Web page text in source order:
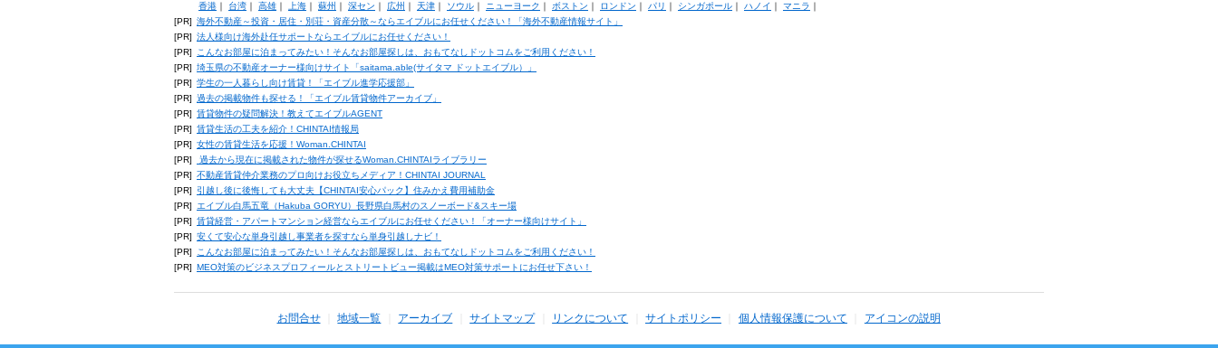
香港｜ 台湾｜ 高雄｜ 上海｜ 蘇州 深セン 広州 天津｜ ソウル｜ ニューヨーク ボストン ロンドン パリ シンガポール｜ ハノイ マニラ
[PR] 海外不動産～投資・居住・別荘・資産分散～ならエイブルにお任せください！「海外不動産情報サイト」
[PR] 法人様向け海外赴任サポートならエイブルにお任せください！
[PR]
こんなお部屋に泊まってみたい！そんなお部屋探しは、おもてなしドットコムをご利用ください！
[PR] 埼玉県の不動産オーナー様向けサイト「saitama.able(サイタマ ドットエイブル）」
[PR] 学生の一人暮らし向け賃貸！「エイブル進学応援部」
[PR] 過去の掲載物件も探せる！「エイブル賃貸物件アーカイブ」
[PR] 賃貸物件の疑問解決！教えてエイブルAGENT
[PR] 賃貸生活の工夫を紹介！CHINTAI情報局
[PR] 女性の賃貸生活を応援！Woman.CHINTAI
[PR]
過去から現在に掲載された物件が探せるWoman.CHINTAIライブラリー
[PR] 不動産賃貸仲介業務のプロ向けお役立ちメディア！CHINTAI JOURNAL
[PR]
引越し後に後悔しても大丈夫【CHINTAI安心パック】住みかえ費用補助金
[PR] エイブル白馬五竜（Hakuba GORYU）長野県白馬村のスノーボード&スキー場
[PR] 賃貸経営・アパートマンション経営ならエイブルにお任せください！「オーナー様向けサイト」
[PR] 安くて安心な単身引越し事業者を探すなら単身引越しナビ！
[PR]
こんなお部屋に泊まってみたい！そんなお部屋探しは、おもてなしドットコムをご利用ください！
[PR] MEO対策のビジネスプロフィールとストリートビュー掲載はMEO対策サポートにお任せ下さい！
お問合せ 地域一覧 アーカイブ サイトマップ リンクについて サイトポリシー 個人情報保護について アイコンの説明